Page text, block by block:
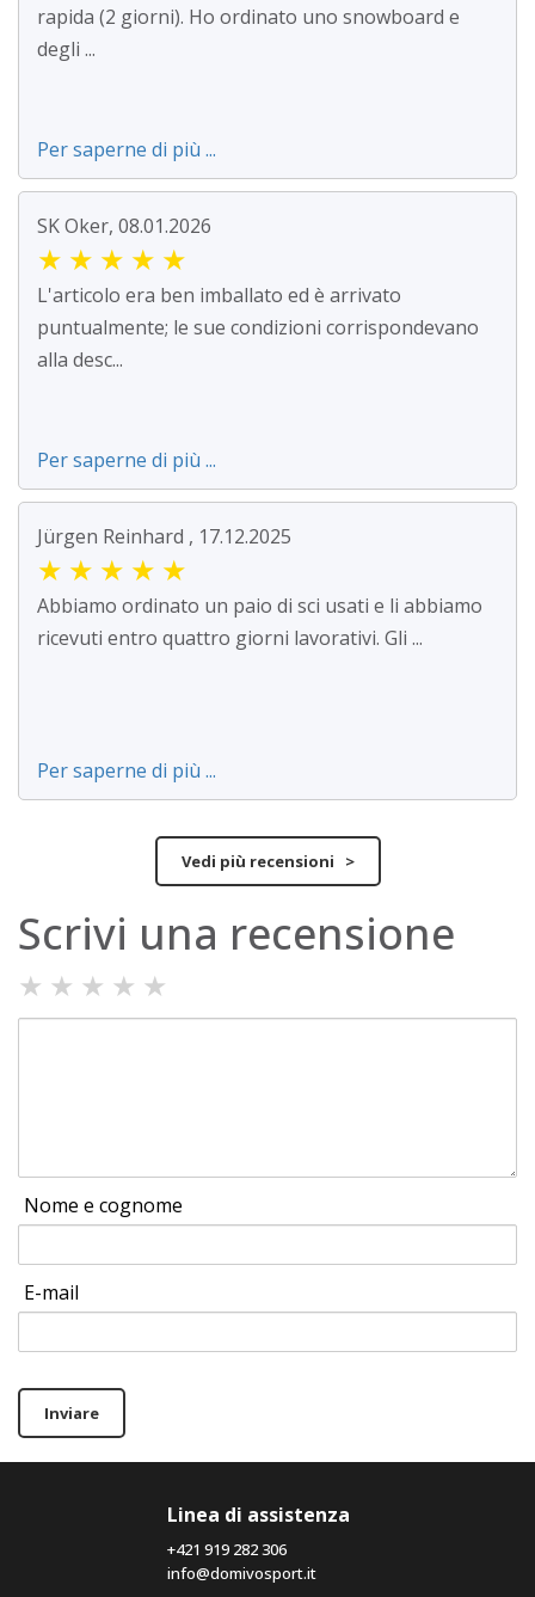
rapida (2 giorni). Ho ordinato uno snowboard e
degli ...
Per saperne di più ...
SK Oker, 08.01.2026
★ ★ ★ ★ ★
L'articolo era ben imballato ed è arrivato
puntualmente; le sue condizioni corrispondevano
alla desc...
Per saperne di più ...
Jürgen Reinhard , 17.12.2025
★ ★ ★ ★ ★
Abbiamo ordinato un paio di sci usati e li abbiamo
ricevuti entro quattro giorni lavorativi. Gli ...
Per saperne di più ...
Vedi più recensioni >
Scrivi una recensione
★ ★ ★ ★ ★
Nome e cognome
E-mail
Inviare
Linea di assistenza
+421 919 282 306
info@domivosport.it